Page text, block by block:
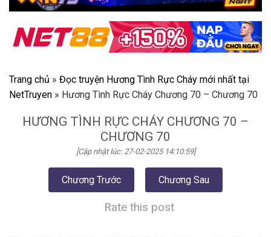
Trang chủ » Đọc truyện Hương Tình Rực Cháy mới nhất tại
NetTruyen » Hương Tình Rực Cháy Chương 70 – Chương 70
HƯƠNG TÌNH RỰC CHÁY CHƯƠNG 70 –
CHƯƠNG 70
[Cập nhật lúc: 27-02-2025 14:10:59]
Chương Trước Chương Sau
Rate this post